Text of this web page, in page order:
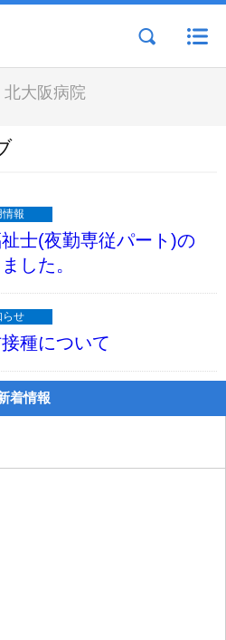
北大阪病院
情報
士(夜勤専従パート)の
した。
らせ
種について
着情報